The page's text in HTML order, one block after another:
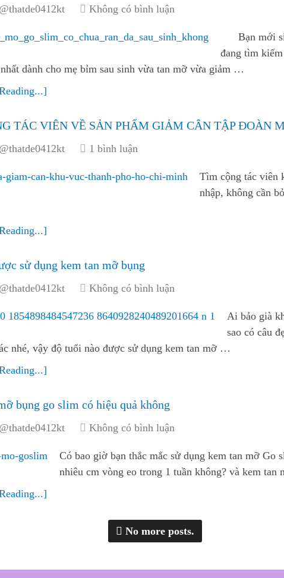
Không có bình luận
Bạn mới
đang tìm
dành cho mẹ bỉm sau sinh vừa tan mỡ vừa giảm …
TÁC VIÊN VỀ SẢN PHẨM GIẢM CÂN TẬP ĐOÀN
1 bình luận
Tìm cộng tác viên
nhập, không cần
sử dụng kem tan mỡ bụng
Không có bình luận
Ai bảo già
sao có câu
nhé, vậy độ tuổi nào được sử dụng kem tan mỡ …
bụng go slim có hiệu quả không
Không có bình luận
Có bao giờ bạn thắc mắc sử dụng kem tan mỡ Go
nhiêu cm vòng eo trong 1 tuần không? và kem
No more posts.